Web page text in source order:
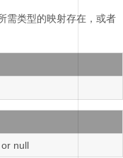
需类型的映射存在，或者
null